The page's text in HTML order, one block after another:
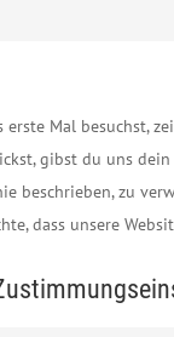
erste Mal besuchst,
gibst du uns
beschrieben, zu
dass unsere